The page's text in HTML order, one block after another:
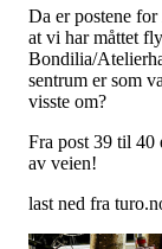
Da er postene
at vi har måttet
Bondilia/
sentrum er som
visste om?
Fra post 39 til 40
av veien!
last ned fra